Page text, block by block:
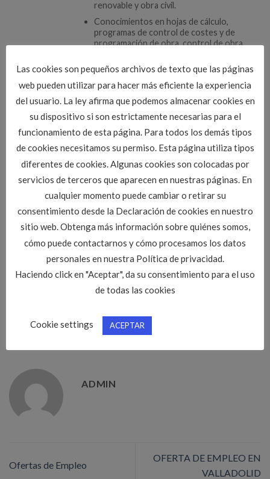
renovable y obra civil.
Conocimientos en hojas de cálculo,
programas de control de costes y de
programación de obra, control de obra,
subcontratas, topografía, dominio de CAD,
normativas ambientales, seguridad y salud.
Dedicación y flexibilidad en función de las
necesidades de la empresa.
Movilidad internacional.
Contacto
Interesados enviar URGENTE su CV a
cloccidental@citop.es
Plazo de recepción de
candidaturas: hasta las 13:00 h. lunes 18 de
Enero.
[/fusion_text][/fusion_builder_column][/fusion_builder_row]
[/fusion_builder_container]
Esta entrada fue publicada enOfertas de empleo CITOPIC CYL
como favorito elEnlace permanente
ADMIN
Ofertas de Empleo
OFERTA DE EMPLEO EN
VALLADOLID
Las cookies son pequeños archivos de texto que las páginas
web pueden utilizar para hacer más eficiente la experiencia
del usuario. La ley afirma que podemos almacenar cookies en
su dispositivo si son estrictamente necesarias para el
funcionamiento de esta página. Para todos los demás tipos
de cookies necesitamos su permiso. Esta página utiliza tipos
diferentes de cookies. Algunas cookies son colocadas por
servicios de terceros que aparecen en nuestras páginas. En
cualquier momento puede cambiar o retirar su
consentimiento desde la Declaración de cookies en nuestro
sitio web. Obtenga más información sobre quiénes somos,
cómo puede contactarnos y cómo procesamos los datos
personales en nuestra Política de privacidad.
Haciendo click en "Aceptar", da su consentimiento para el uso
de todas las cookies
Cookie settings ACEPTAR